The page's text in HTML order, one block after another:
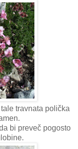
travnata polička
bi preveč pogosto